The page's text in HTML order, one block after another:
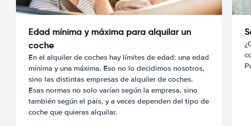
Edad mínima y máxima para alquilar un
coche
En el alquiler de coches hay límites de edad: una edad
mínima y una máxima. Eso no lo decidimos nosotros,
sino las distintas empresas de alquiler de coches.
Esas normas no solo varían según la empresa, sino
también según el país, y a veces dependen del tipo de
coche que quieras alquilar.